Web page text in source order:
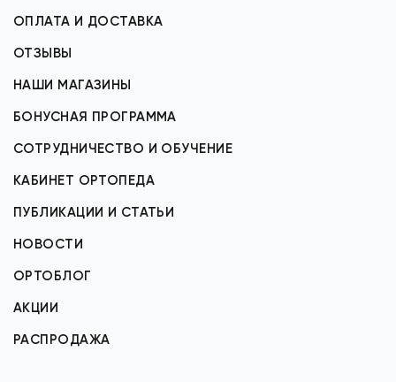
ОПЛАТА И ДОСТАВКА
ОТЗЫВЫ
НАШИ МАГАЗИНЫ
БОНУСНАЯ ПРОГРАММА
СОТРУДНИЧЕСТВО И ОБУЧЕНИЕ
КАБИНЕТ ОРТОПЕДА
ПУБЛИКАЦИИ И СТАТЬИ
НОВОСТИ
ОРТОБЛОГ
АКЦИИ
РАСПРОДАЖА